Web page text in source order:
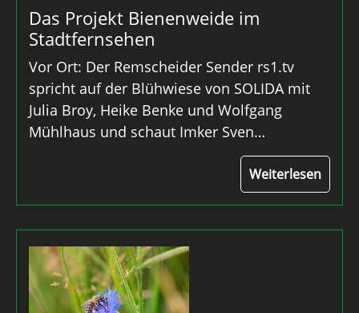
Das Projekt Bienenweide im
Stadtfernsehen
Vor Ort: Der Remscheider Sender rs1.tv
spricht auf der Blühwiese von SOLIDA mit
Julia Broy, Heike Benke und Wolfgang
Mühlhaus und schaut Imker Sven…
Weiterlesen